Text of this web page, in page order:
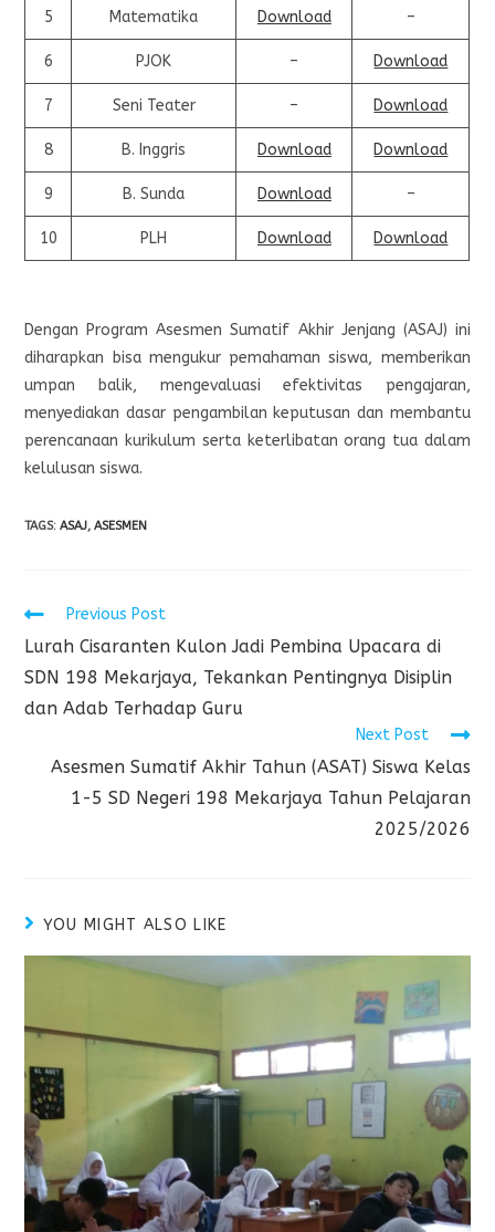
5 Matematika Download –
6 PJOK – Download
7 Seni Teater – Download
8 B. Inggris Download Download
9 B. Sunda Download –
10 PLH Download Download
Dengan Program Asesmen Sumatif Akhir Jenjang (ASAJ) ini
diharapkan bisa mengukur pemahaman siswa, memberikan
umpan balik, mengevaluasi efektivitas pengajaran,
menyediakan dasar pengambilan keputusan dan membantu
perencanaan kurikulum serta keterlibatan orang tua dalam
kelulusan siswa.
TAGS:ASAJ, ASESMEN
Previous Post
Lurah Cisaranten Kulon Jadi Pembina Upacara di
SDN 198 Mekarjaya, Tekankan Pentingnya Disiplin
dan Adab Terhadap Guru
Next Post
Asesmen Sumatif Akhir Tahun (ASAT) Siswa Kelas
1-5 SD Negeri 198 Mekarjaya Tahun Pelajaran
2025/2026
YOU MIGHT ALSO LIKE